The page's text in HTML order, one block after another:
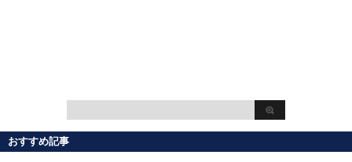
おすすめ記事